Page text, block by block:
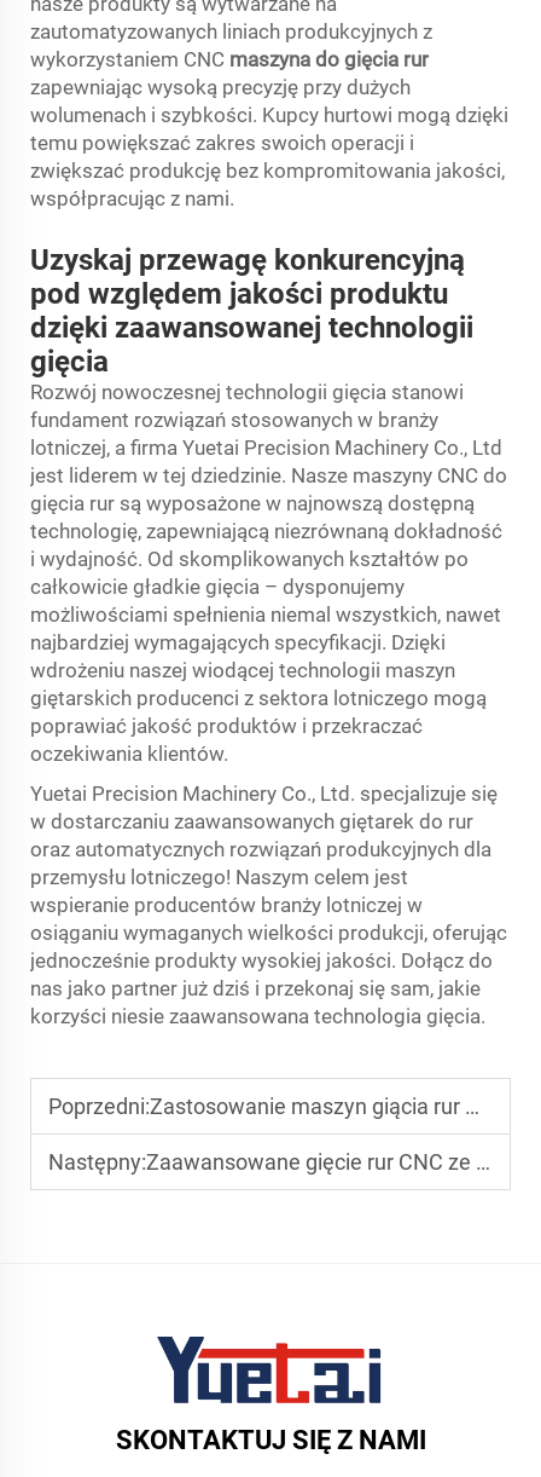
zautomatyzowanych liniach produkcyjnych z
wykorzystaniem CNC maszyna do gięcia rur
zapewniając wysoką precyzję przy dużych
wolumenach i szybkości. Kupcy hurtowi mogą dzięki
temu powiększać zakres swoich operacji i
zwiększać produkcję bez kompromitowania jakości,
współpracując z nami.
Uzyskaj przewagę konkurencyjną
pod względem jakości produktu
dzięki zaawansowanej technologii
gięcia
Rozwój nowoczesnej technologii gięcia stanowi
fundament rozwiązań stosowanych w branży
lotniczej, a firma Yuetai Precision Machinery Co., Ltd
jest liderem w tej dziedzinie. Nasze maszyny CNC do
gięcia rur są wyposażone w najnowszą dostępną
technologię, zapewniającą niezrównaną dokładność
i wydajność. Od skomplikowanych kształtów po
całkowicie gładkie gięcia – dysponujemy
możliwościami spełnienia niemal wszystkich, nawet
najbardziej wymagających specyfikacji. Dzięki
wdrożeniu naszej wiodącej technologii maszyn
giętarskich producenci z sektora lotniczego mogą
poprawiać jakość produktów i przekraczać
oczekiwania klientów.
Yuetai Precision Machinery Co., Ltd. specjalizuje się
w dostarczaniu zaawansowanych giętarek do rur
oraz automatycznych rozwiązań produkcyjnych dla
przemysłu lotniczego! Naszym celem jest
wspieranie producentów branży lotniczej w
osiąganiu wymaganych wielkości produkcji, oferując
jednocześnie produkty wysokiej jakości. Dołącz do
nas jako partner już dziś i przekonaj się sam, jakie
korzyści niesie zaawansowana technologia gięcia.
Poprzedni:Zastosowanie maszyn giącia rur CNC w produkcji sprzętu fitness
Następny:Zaawansowane gięcie rur CNC ze stali nierdzewnej i materiałów stopowych
SKONTAKTUJ SIĘ Z NAMI